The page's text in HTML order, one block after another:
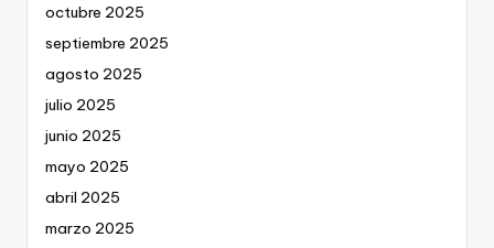
octubre 2025
septiembre 2025
agosto 2025
julio 2025
junio 2025
mayo 2025
abril 2025
marzo 2025